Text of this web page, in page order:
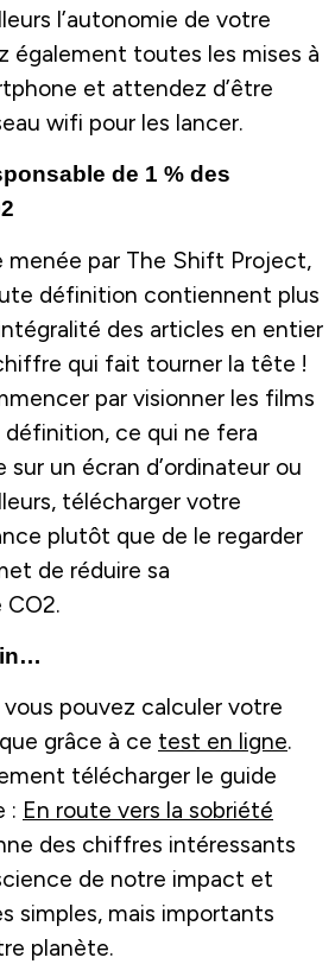
l’autonomie de votre
également toutes les mises à
et attendez d’être
wifi pour les lancer.
de 1 % des
menée par The Shift Project,
définition contiennent plus
des articles en entier
qui fait tourner la tête !
par visionner les films
définition, ce qui ne fera
un écran d’ordinateur ou
télécharger votre
plutôt que de le regarder
de réduire sa
pouvez calculer votre
grâce à ce test en ligne.
télécharger le guide
: En route vers la sobriété
des chiffres intéressants
de notre impact et
simples, mais importants
planète.